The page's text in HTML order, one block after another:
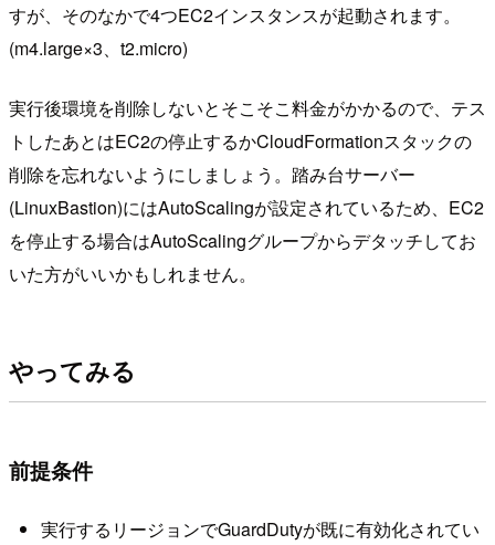
すが、そのなかで4つEC2インスタンスが起動されます。
(m4.large×3、t2.micro)
実行後環境を削除しないとそこそこ料金がかかるので、テス
トしたあとはEC2の停止するかCloudFormationスタックの
削除を忘れないようにしましょう。踏み台サーバー
(LinuxBastion)にはAutoScalingが設定されているため、EC2
を停止する場合はAutoScalingグループからデタッチしてお
いた方がいいかもしれません。
やってみる
前提条件
実行するリージョンでGuardDutyが既に有効化されてい